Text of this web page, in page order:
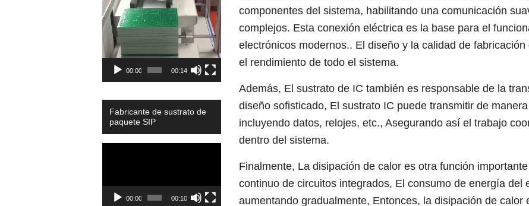
componentes del sistema, habilitando una comunicación
complejos. Esta conexión eléctrica es la base para el
electrónicos modernos.. El diseño y la calidad de
el rendimiento de todo el sistema.
Además, El sustrato de IC también es responsable de la
diseño sofisticado, El sustrato IC puede transmitir de
incluyendo datos, relojes, etc., Asegurando así el trabajo
dentro del sistema.
Finalmente, La disipación de calor es otra función
continuo de circuitos integrados, El consumo de energía del
aumentando gradualmente, Entonces, la disipación de calor
00:00 00:14
Fabricante de sustrato de
paquete SIP
00:00 00:10